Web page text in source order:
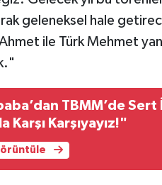
geleneksel hale
ile Türk Mehmet yan
TBMM’de
Karşı Karşıyayız!"